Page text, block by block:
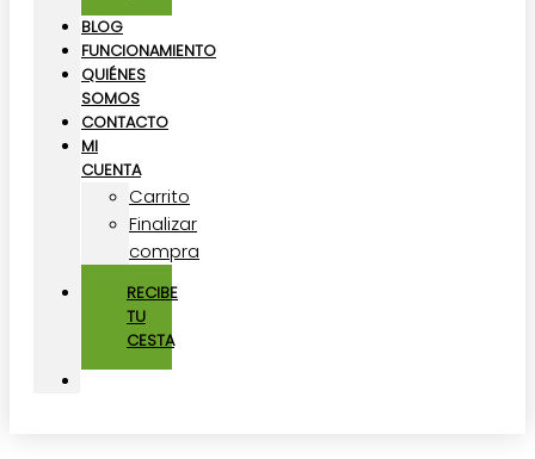
BLOG
FUNCIONAMIENTO
QUIÉNES
SOMOS
CONTACTO
MI
CUENTA
Carrito
Finalizar
compra
RECIBE
TU
CESTA